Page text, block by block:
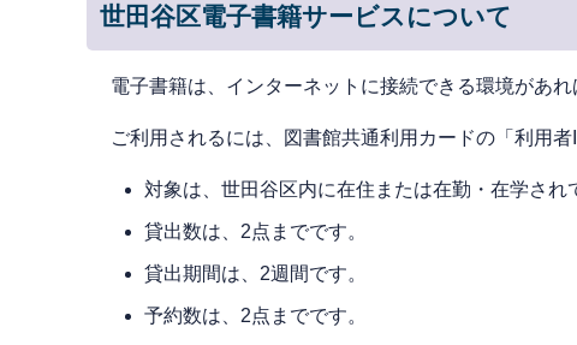
世田谷区電子書籍サービスについて
電⼦書籍は、インターネットに接続できる環境があ
ご利⽤されるには、図書館共通利用カードの「利用者
対象は、世⽥⾕区内に在住または在勤・在学され
貸出数は、2点までです。
貸出期間は、2週間です。
予約数は、2点までです。